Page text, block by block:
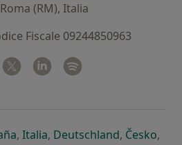
(RM), Italia
Fiscale 09244850963
Facebook
si apre in una nuova scheda
Twitter
si apre in una nuova scheda
Linkedin
si apre in una nuova
scheda
in una nuova scheda
si apre in una nuova scheda
, Italiasi apre in una nuova
, Deutschlandsi apre in
, Českosi
,